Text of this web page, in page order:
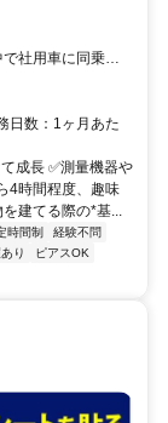
社用車に同乗す
日数：1ヶ月あた
成長 ✅️測量機器や
4時間程度、趣味
建てる際の*基...
時間制
経験不問
り
ピアスOK